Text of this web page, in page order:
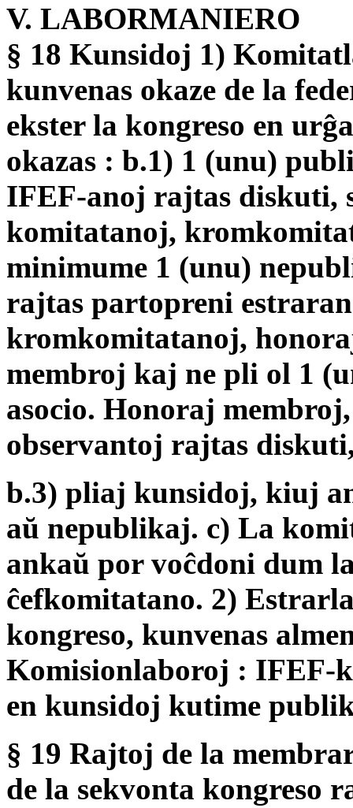
V. LABORMANIERO
§ 18 Kunsidoj 1)
kunvenas okaze de la
ekster la kongreso en
okazas : b.1) 1 (unu)
IFEF-anoj rajtas diskuti,
komitatanoj,
minimume 1 (unu)
rajtas partopreni
kromkomitatanoj,
membroj kaj ne pli ol 1
asocio. Honoraj
observantoj rajtas
b.3) pliaj kunsidoj, kiuj
aŭ nepublikaj. c) La
ankaŭ por voĉdoni dum
ĉefkomitatano. 2)
kongreso, kunvenas
Komisionlaboroj : IFEF-
en kunsidoj kutime
§ 19 Rajtoj de la
de la sekvonta kongreso